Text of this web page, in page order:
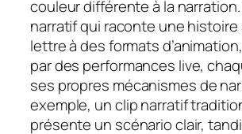
couleur différente à la
narratif qui raconte une histoire
lettre à des formats
par des performances live,
ses propres mécanismes de
exemple, un clip narratif
présente un scénario clair,